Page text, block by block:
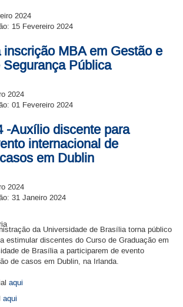
2024
15 Fevereiro 2024
MBA em Gestão e
Pública
2024
01 Fevereiro 2024
-Auxílio discente para
internacional de
em Dublin
2024
31 Janeiro 2024
da Universidade de Brasília torna público
estimular discentes do Curso de Graduação em
de Brasília a participarem de evento
de casos em Dublin, na Irlanda.
aqui
aqui